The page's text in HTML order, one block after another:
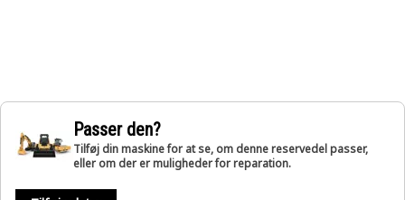
Passer den?
Tilføj din maskine for at se, om denne reservedel passer,
eller om der er muligheder for reparation.